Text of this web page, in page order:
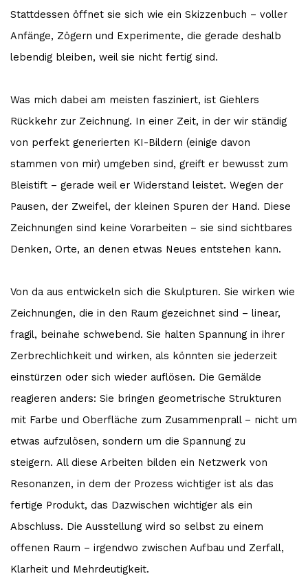
Stattdessen öffnet sie sich wie ein Skizzenbuch – voller
Anfänge, Zögern und Experimente, die gerade deshalb
lebendig bleiben, weil sie nicht fertig sind.
Was mich dabei am meisten fasziniert, ist Giehlers
Rückkehr zur Zeichnung. In einer Zeit, in der wir ständig
von perfekt generierten KI-Bildern (einige davon
stammen von mir) umgeben sind, greift er bewusst zum
Bleistift – gerade weil er Widerstand leistet. Wegen der
Pausen, der Zweifel, der kleinen Spuren der Hand. Diese
Zeichnungen sind keine Vorarbeiten – sie sind sichtbares
Denken, Orte, an denen etwas Neues entstehen kann.
Von da aus entwickeln sich die Skulpturen. Sie wirken wie
Zeichnungen, die in den Raum gezeichnet sind – linear,
fragil, beinahe schwebend. Sie halten Spannung in ihrer
Zerbrechlichkeit und wirken, als könnten sie jederzeit
einstürzen oder sich wieder auflösen. Die Gemälde
reagieren anders: Sie bringen geometrische Strukturen
mit Farbe und Oberfläche zum Zusammenprall – nicht um
etwas aufzulösen, sondern um die Spannung zu
steigern. All diese Arbeiten bilden ein Netzwerk von
Resonanzen, in dem der Prozess wichtiger ist als das
fertige Produkt, das Dazwischen wichtiger als ein
Abschluss. Die Ausstellung wird so selbst zu einem
offenen Raum – irgendwo zwischen Aufbau und Zerfall,
Klarheit und Mehrdeutigkeit.